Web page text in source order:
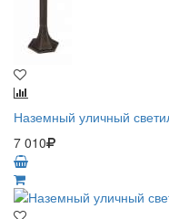
Наземный уличный
7 010